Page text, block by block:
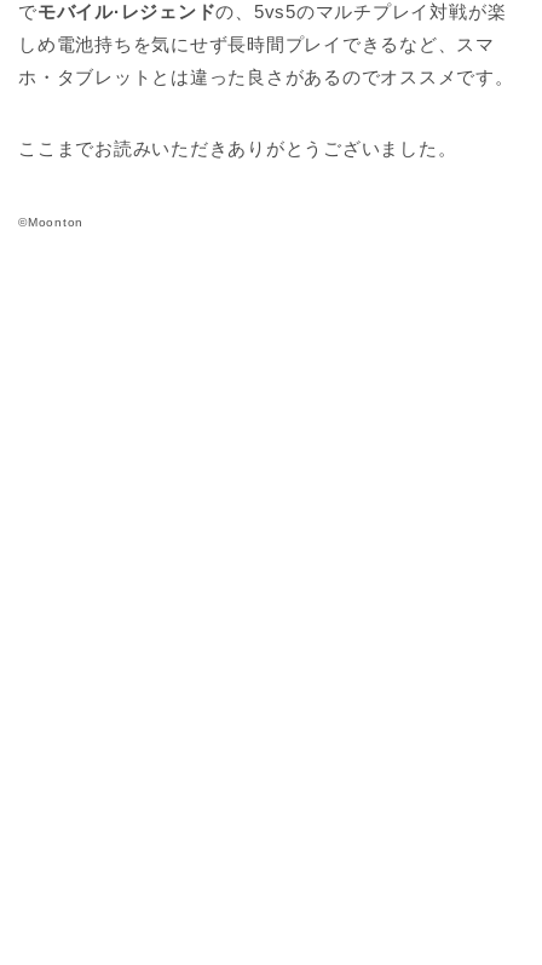
でモバイル·レジェンドの、5vs5のマルチプレイ対戦が楽
しめ電池持ちを気にせず長時間プレイできるなど、スマ
ホ・タブレットとは違った良さがあるのでオススメです。
ここまでお読みいただきありがとうございました。
©Moonton